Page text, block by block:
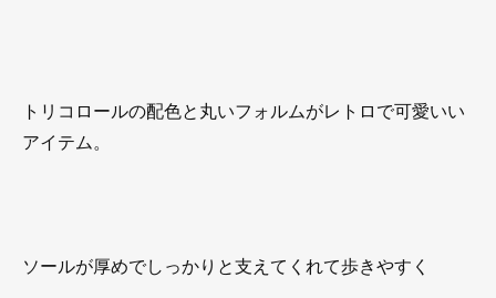
トリコロールの配色と丸いフォルムがレトロで可愛いい
アイテム。
ソールが厚めでしっかりと支えてくれて歩きやすく